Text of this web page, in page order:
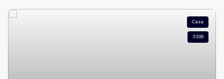
Casa
3399